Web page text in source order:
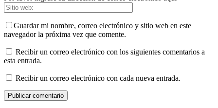
Guardar mi nombre, correo electrónico y sitio web en este
navegador la próxima vez que comente.
Recibir un correo electrónico con los siguientes comentarios a
esta entrada.
Recibir un correo electrónico con cada nueva entrada.